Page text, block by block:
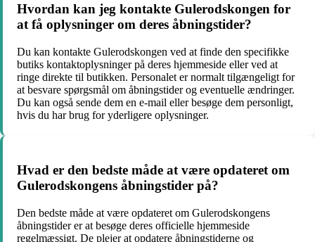
Hvordan kan jeg kontakte Gulerodskongen for
at få oplysninger om deres åbningstider?
Du kan kontakte Gulerodskongen ved at finde den specifikke
butiks kontaktoplysninger på deres hjemmeside eller ved at
ringe direkte til butikken. Personalet er normalt tilgængeligt for
at besvare spørgsmål om åbningstider og eventuelle ændringer.
Du kan også sende dem en e-mail eller besøge dem personligt,
hvis du har brug for yderligere oplysninger.
Hvad er den bedste måde at være opdateret om
Gulerodskongens åbningstider på?
Den bedste måde at være opdateret om Gulerodskongens
åbningstider er at besøge deres officielle hjemmeside
regelmæssigt. De plejer at opdatere åbningstiderne og